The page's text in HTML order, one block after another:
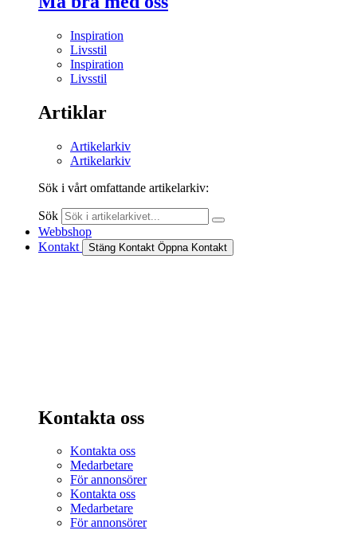
Inspiration
Livsstil
Inspiration
Livsstil
Artiklar
Artikelarkiv
Artikelarkiv
Sök i vårt omfattande artikelarkiv:
Sök
Webbshop
Kontakt
Stäng Kontakt Öppna Kontakt
Kontakta oss
Kontakta oss
Medarbetare
För annonsörer
Kontakta oss
Medarbetare
För annonsörer